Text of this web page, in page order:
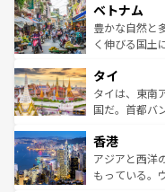
参照してほしい
容にもいいと
照してほしい
き、地方に足
できる。そし
まで、さまざ
リティに包ま
覧を参照して
ベトナム
豊かな自然と
く伸びる国土
急速な発展と
ーチミン市の
醸し出してい
とつ。フォー
ひ現地で味わ
が旅行者を迎
タイ
タイは、東南
国だ。首都バ
の活気が交差
帯で自然と触
いビーチでリ
香港
アジアと西洋
もっている。